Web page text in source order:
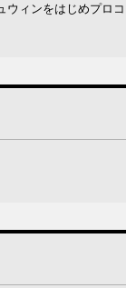
ィンをはじめプロ